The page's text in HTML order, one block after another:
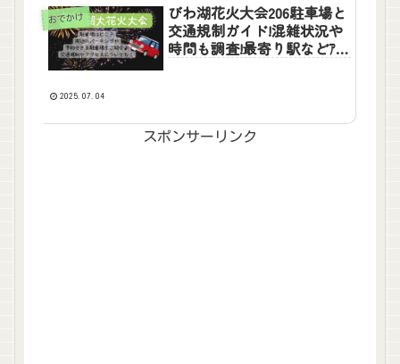
おでかけ
びわ湖花火大会206駐車場と
交通規制ガイド!混雑状況や
時間も調査!最寄り駅などｱｸｾ
2025.07.04
スポンサーリンク